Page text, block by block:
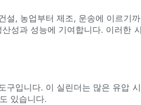
, 농업부터 제조, 운송에 이르기
성과 성능에 기여합니다. 이러한
입니다. 이 실린더는 많은 유압
있습니다.